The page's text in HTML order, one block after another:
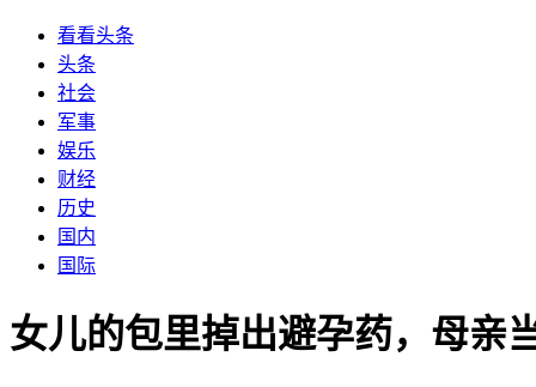
看看头条
头条
社会
军事
娱乐
财经
历史
国内
国际
女儿的包里掉出避孕药，母亲